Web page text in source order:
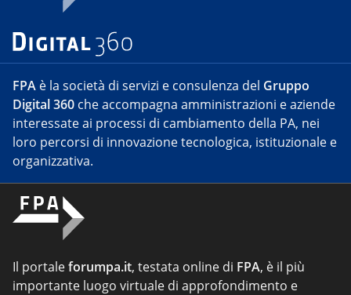
FPA è la società di servizi e consulenza del Gruppo
Digital 360 che accompagna amministrazioni e aziende
interessate ai processi di cambiamento della PA, nei
loro percorsi di innovazione tecnologica, istituzionale e
organizzativa.
Il portaleforumpa.it, testata online di FPA, è il più
importante luogo virtuale di approfondimento e